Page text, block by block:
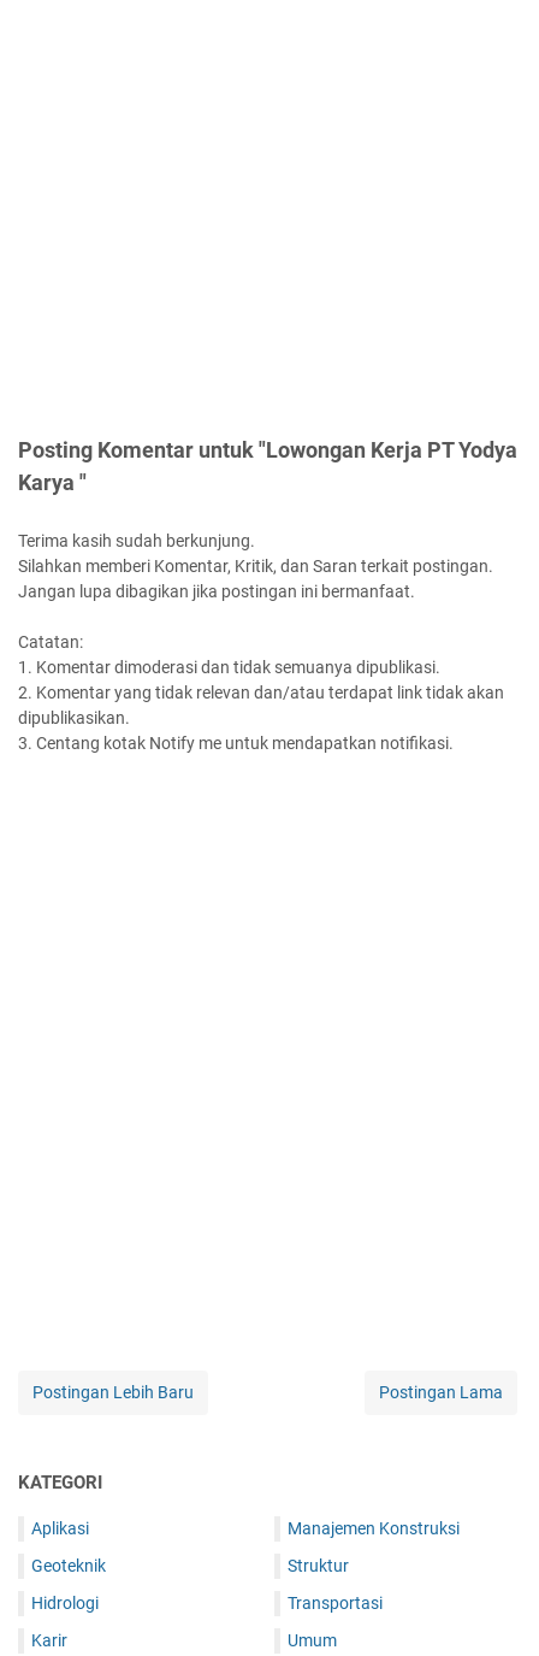
Posting Komentar untuk "Lowongan Kerja PT Yodya
Karya "
Terima kasih sudah berkunjung.
Silahkan memberi Komentar, Kritik, dan Saran terkait postingan.
Jangan lupa dibagikan jika postingan ini bermanfaat.
Catatan:
1. Komentar dimoderasi dan tidak semuanya dipublikasi.
2. Komentar yang tidak relevan dan/atau terdapat link tidak akan
dipublikasikan.
3. Centang kotak Notify me untuk mendapatkan notifikasi.
Postingan Lebih Baru Postingan Lama
KATEGORI
Aplikasi
Geoteknik
Hidrologi
Karir
Manajemen Konstruksi
Struktur
Transportasi
Umum